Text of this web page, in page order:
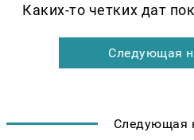
Каких-то четких дат
Следующая
Следующая